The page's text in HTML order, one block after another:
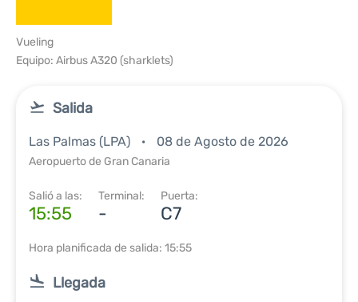
Vueling
Equipo: Airbus A320 (sharklets)
Salida
Las Palmas (LPA) 08 de Agosto de 2026
Aeropuerto de Gran Canaria
Salió a las:
15:55
Terminal:
-
Puerta:
C7
Hora planificada de salida: 15:55
Llegada